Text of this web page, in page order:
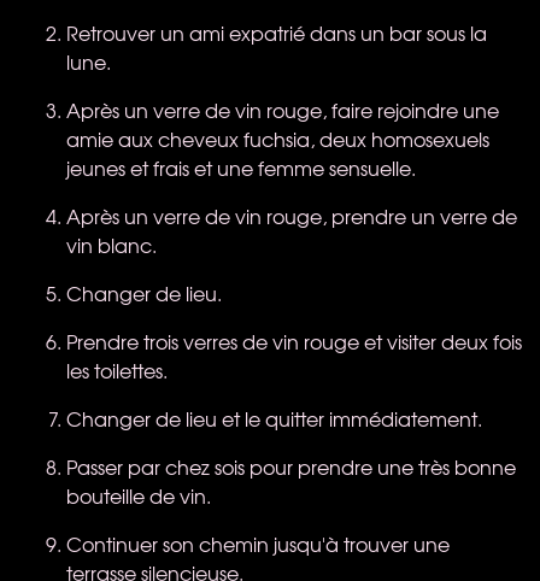
Retrouver un ami expatrié dans un bar sous la
lune.
Après un verre de vin rouge, faire rejoindre une
amie aux cheveux fuchsia, deux homosexuels
jeunes et frais et une femme sensuelle.
Après un verre de vin rouge, prendre un verre de
vin blanc.
Changer de lieu.
Prendre trois verres de vin rouge et visiter deux fois
les toilettes.
Changer de lieu et le quitter immédiatement.
Passer par chez sois pour prendre une très bonne
bouteille de vin.
Continuer son chemin jusqu'à trouver une
terrasse silencieuse.